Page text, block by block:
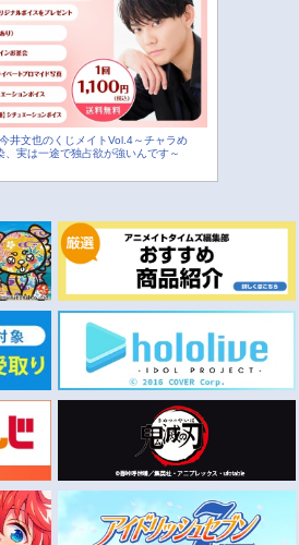
井文也のくじメイトVol.4～チャラめ
、実は一途で独占欲が強いんです～